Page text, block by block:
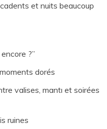
et nuits beaucoup
?”
dorés
valises, mantı et soirées
ruines